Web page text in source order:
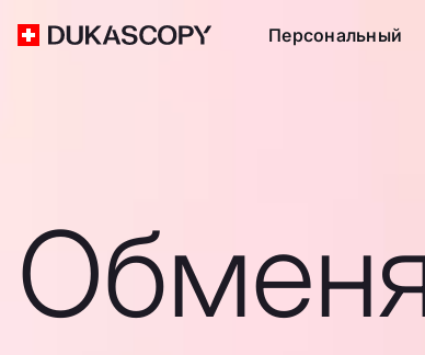
Персональный